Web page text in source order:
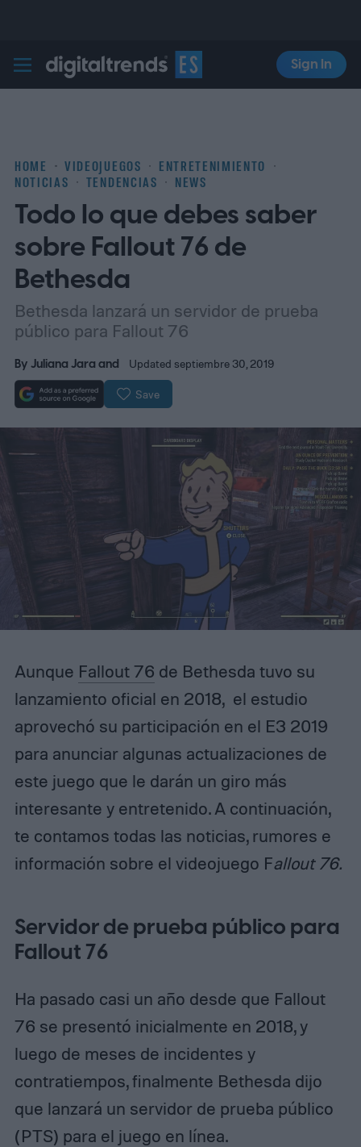
Digital Trends Español
Sign In
HOME VIDEOJUEGOS
ENTRETENIMIENTO
NOTICIAS
TENDENCIAS NEWS
Todo lo que debes saber
sobre Fallout 76 de
Bethesda
Bethesda lanzará un servidor de prueba
público para Fallout 76
ByJuliana Jaraand Updated septiembre 30, 2019
Save
Aunque Fallout 76 de Bethesda tuvo su
lanzamiento oficial en 2018, el estudio
aprovechó su participación en el E3 2019
para anunciar algunas actualizaciones de
este juego que le darán un giro más
interesante y entretenido. A continuación,
te contamos todas las noticias, rumores e
información sobre el videojuego Fallout 76.
Servidor de prueba público para
Fallout 76
Ha pasado casi un año desde que Fallout
76 se presentó inicialmente en 2018, y
luego de meses de incidentes y
contratiempos, finalmente Bethesda dijo
que lanzará un servidor de prueba público
(PTS) para el juego en línea.